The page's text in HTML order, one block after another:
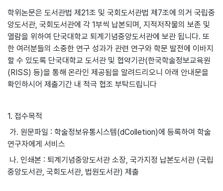
학위논문은 도서관법 제21조 및 국회도서관법 제7조에 의거 국립중
앙도서관, 국회도서관에 각 1부씩 납본되며, 지적저작물의 보존 및
열람을 위하여 단국대학교 퇴계기념중앙도서관에 보관 됩니다. 또
한 여러분들의 소중한 연구 성과가 관련 연구와 학문 발전에 이바지
할 수 있도록 단국대학교 도서관 및 협약기관(한국학술정보교육원
(RISS) 등)을 통해 온라인 제공됨을 알려드리오니 아래 안내문을
확인하시어 제출기간 내 적극 협조 부탁드립니다
1. 접수목적
가. 원문파일 : 학술정보유통시스템(dColletion)에 등록하여 학술
연구자에게 서비스
나. 인쇄본 : 퇴계기념중앙도서관 소장, 국가지정 납본도서관 (국립
중앙도서관, 국회도서관, 법원도서관) 제출